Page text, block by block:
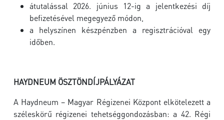
átutalással 2026. június 12-ig a jelentkezési díj
befizetésével megegyező módon,
a helyszínen készpénzben a regisztrációval egy
időben.
HAYDNEUM ÖSZTÖNDÍJPÁLYÁZAT
A Haydneum – Magyar Régizenei Központ elkötelezett a
széleskörű régizenei tehetséggondozásban: a 42. Régi